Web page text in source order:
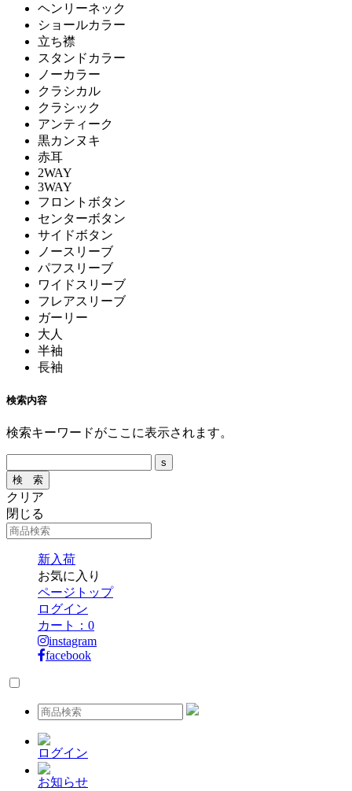
ヘンリーネック
ショールカラー
立ち襟
スタンドカラー
ノーカラー
クラシカル
クラシック
アンティーク
黒カンヌキ
赤耳
2WAY
3WAY
フロントボタン
センターボタン
サイドボタン
ノースリーブ
パフスリーブ
ワイドスリーブ
フレアスリーブ
ガーリー
大人
半袖
長袖
検索内容
検索キーワードがここに表示されます。
クリア
閉じる
新入荷
お気に入り
ページトップ
ログイン
カート： 0
instagram
facebook
ログイン
お知らせ